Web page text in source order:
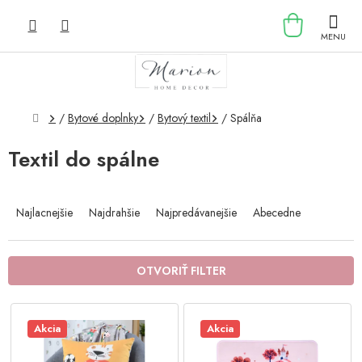
KOŠÍK
Domov
/ Bytové doplnky / Bytový textil / Spálňa
Textil do spálne
e
n
i
e
Najlacnejšie Najdrahšie Najpredávanejšie Abecedne
OTVORIŤ FILTER
V
Akcia Akcia